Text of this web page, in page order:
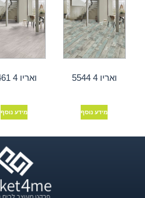
ואריו 4 5544
מידע נוסף
ואריו 4 8461
מידע נוסף